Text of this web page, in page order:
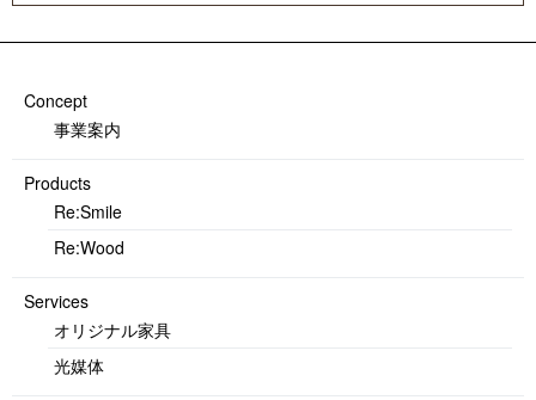
Concept
事業案内
Products
Re:Smile
Re:Wood
Services
オリジナル家具
光媒体